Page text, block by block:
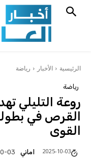
الرئيسية الأخبار رياضة
رياضة
روعة التليلي
القرص في
القوى
اماني 03 2025-10-03